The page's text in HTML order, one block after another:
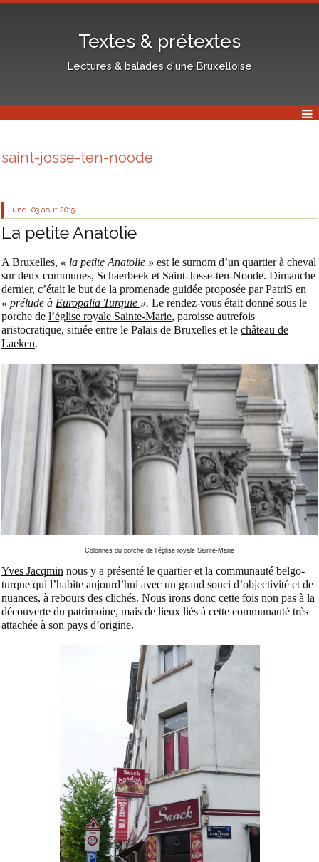
Textes & prétextes
Lectures & balades d'une Bruxelloise
saint-josse-ten-noode
lundi 03 août 2015
La petite Anatolie
A Bruxelles, « la petite Anatolie » est le surnom d’un quartier à cheval
sur deux communes, Schaerbeek et Saint-Josse-ten-Noode. Dimanche
dernier, c’était le but de la promenade guidée proposée parPatriS en
« prélude à Europalia Turquie ». Le rendez-vous était donné sous le
porche de l’église royale Sainte-Marie, paroisse autrefois
aristocratique, située entre le Palais de Bruxelles et le château de
Laeken.
Colonnes du porche de l'église royale Sainte-Marie
Yves Jacqmin nous y a présenté le quartier et la communauté belgo-
turque qui l’habite aujourd’hui avec un grand souci d’objectivité et de
nuances, à rebours des clichés. Nous irons donc cette fois non pas à la
découverte du patrimoine, mais de lieux liés à cette communauté très
attachée à son pays d’origine.